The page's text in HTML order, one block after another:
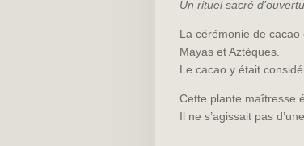
Un rituel sacré
La cérémonie de
Mayas et Aztèques.
Le cacao y était
Cette plante maîtresse
Il ne s’agissait pas